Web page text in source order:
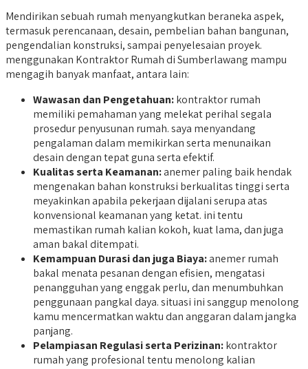
Mendirikan sebuah rumah menyangkutkan beraneka aspek,
termasuk perencanaan, desain, pembelian bahan bangunan,
pengendalian konstruksi, sampai penyelesaian proyek.
menggunakan Kontraktor Rumah di Sumberlawang mampu
mengagih banyak manfaat, antara lain:
Wawasan dan Pengetahuan:kontraktor rumah
memiliki pemahaman yang melekat perihal segala
prosedur penyusunan rumah. saya menyandang
pengalaman dalam memikirkan serta menunaikan
desain dengan tepat guna serta efektif.
Kualitas serta Keamanan:anemer paling baik hendak
mengenakan bahan konstruksi berkualitas tinggi serta
meyakinkan apabila pekerjaan dijalani serupa atas
konvensional keamanan yang ketat. ini tentu
memastikan rumah kalian kokoh, kuat lama, dan juga
aman bakal ditempati.
Kemampuan Durasi dan juga Biaya:anemer rumah
bakal menata pesanan dengan efisien, mengatasi
penangguhan yang enggak perlu, dan menumbuhkan
penggunaan pangkal daya. situasi ini sanggup menolong
kamu mencermatkan waktu dan anggaran dalam jangka
panjang.
Pelampiasan Regulasi serta Perizinan:kontraktor
rumah yang profesional tentu menolong kalian